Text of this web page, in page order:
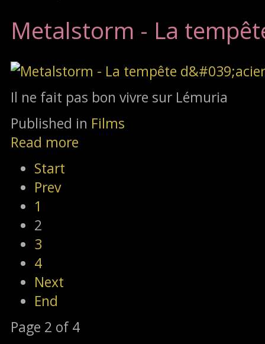
Metalstorm - La
Il ne fait pas bon vivre sur Lémuria
Published in Films
Read more
Start
Prev
1
2
3
4
Next
End
Page 2 of 4